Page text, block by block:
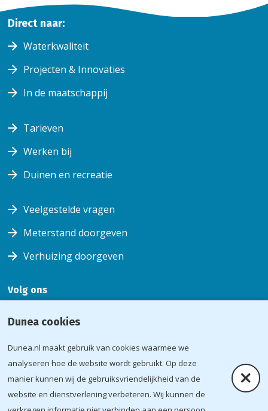
Home
Klantenservice
lekkage
lekkage
Direct naar:
Waterkwaliteit
Projecten & Innovaties
In de maatschappij
Tarieven
Werken bij
Duinen en recreatie
Veelgestelde vragen
Meterstand doorgeven
Verhuizing doorgeven
Volg ons
Volg ons
facebook
Volg
youtubeinstagramlinkedin
Voorwaarden
Disclaimer en privacy
Dunea cookies
Dunea.nl maakt gebruik van cookies waarmee we
analyseren hoe de website wordt gebruikt. Op deze
manier kunnen wij de gebruiksvriendelijkheid van de
website en dienstverlening verbeteren. Wij kunnen de